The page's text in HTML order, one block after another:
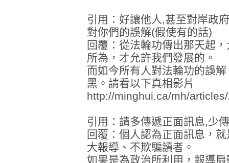
引用：好讓他人,甚至對岸政
對你們的誤解(假使有的話)
回覆：從法輪功傳出那天起
所為，才允許我們發展的。
而如今所有人對法輪功的誤
黑。請看以下真相影片
http://minghui.ca/mh/
引用：請多傳遞正面訊息,
回覆：個人認為正面訊息，
大報導、不欺騙讀者。
如果是為政治所利用，報導